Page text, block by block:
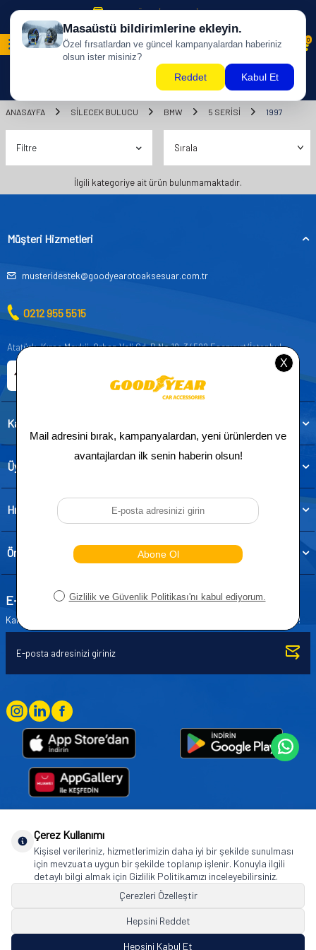
500 TL ÜZERİ KARGO BİZDEN !
0
ANASAYFA SILECEK BULUCU BMW 5 SERİSİ 1997
Filtre
İlgili kategoriye ait ürün bulunmamaktadır.
Müşteri Hizmetleri
musteridestek@goodyearotoaksesuar.com.tr
0212 955 5515
Atatürk, Kıraç Mevkii, Orhan Veli Cd. D:No:19, 34522 Esenyurt/İstanbul
Kategoriler
Üye
Hızlı Erişim
Önemli Bilgiler
E-Bülten Aboneliği
Kampanya ve yeniliklerden haberdar olmak için e-bültenimize abone olun!
Goodyear (and Winged Foot Design) are trademarks of or licensed to The Goodyear
Tire & Rubber Company used under license by Basbug Group Company,
Istanbul/Türkiye. © 2026 The Goodyear Tire & Rubber Company.
Çerez Kullanımı
Kişisel verileriniz, hizmetlerimizin daha iyi bir şekilde sunulması
için mevzuata uygun bir şekilde toplanıp işlenir. Konuyla ilgili
detaylı bilgi almak için Gizlilik Politikamızı inceleyebilirsiniz.
Çerezleri Özelleştir
Hepsini Reddet
Hepsini Kabul Et